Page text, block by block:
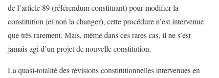
de l’article 89 (référendum constituant) pour modifier la
constitution (et non la changer), cette procédure n’est intervenue
que très rarement. Mais, même dans ces rares cas, il ne s’est
jamais agi d’un projet de nouvelle constitution.
La quasi-totalité des révisions constitutionnelles intervenues en